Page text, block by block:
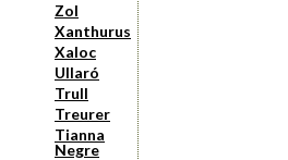
Zol
Xanthurus
Xaloc
Ullaró
Trull
Treurer
Tianna
Negre